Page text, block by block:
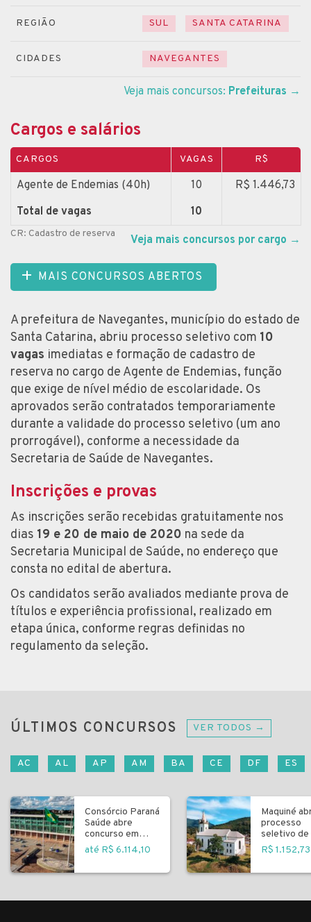
REGIÃO SUL SANTA CATARINA
CIDADES NAVEGANTES
Veja mais concursos: Prefeituras →
Cargos e salários
CARGOS VAGAS R$
Agente de Endemias (40h) 10
R$ 1.446,73
Total de vagas
10
CR: Cadastro de reserva Veja mais concursos por cargo →
MAIS CONCURSOS ABERTOS
A prefeitura de Navegantes, município do estado de
Santa Catarina, abriu processo seletivo com 10
vagas imediatas e formação de cadastro de
reserva no cargo de Agente de Endemias, função
que exige de nível médio de escolaridade. Os
aprovados serão contratados temporariamente
durante a validade do processo seletivo (um ano
prorrogável), conforme a necessidade da
Secretaria de Saúde de Navegantes.
Inscrições e provas
As inscrições serão recebidas gratuitamente nos
dias 19 e 20 de maio de 2020 na sede da
Secretaria Municipal de Saúde, no endereço que
consta no edital de abertura.
Os candidatos serão avaliados mediante prova de
títulos e experiência profissional, realizado em
etapa única, conforme regras definidas no
regulamento da seleção.
ÚLTIMOS CONCURSOS VER TODOS →
AC AL AP AM BA CE DF ES
Consórcio Paraná
Saúde abre
concurso em
Curitiba
até R$ 6.114,10
Maquiné
processo
seletivo de
R$ 1.152,73